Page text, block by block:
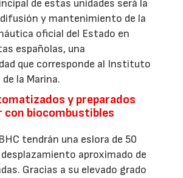
de estas unidades será la
y mantenimiento de la
oficial del Estado en
españolas, una
que corresponde al Instituto
la Marina.
y preparados
con biocombustibles
tendrán una eslora de 50
aproximado de
Gracias a su elevado grado